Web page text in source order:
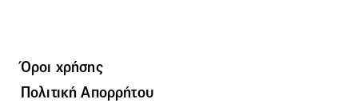
Όροι χρήσης
Πολιτική Απορρήτου